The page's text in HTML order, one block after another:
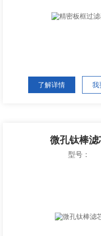
了解详情 我
微孔钛棒滤
型号：